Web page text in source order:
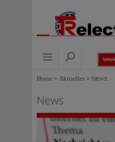
Home > Aktuelles > News
News